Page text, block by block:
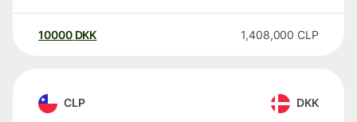
10000 DKK 1,408,000 CLP
CLP DKK